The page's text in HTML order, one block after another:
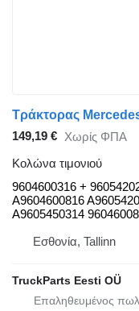
149,19 € Χωρίς ΦΠΑ
Κολώνα τιμονιού
9604600316 +
A9604600816
A9605450314
Εσθονία, Tallinn
TruckParts Eesti OÜ